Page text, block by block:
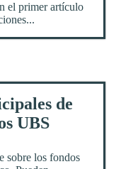
el primer artículo
de
UBS
sobre los fondos